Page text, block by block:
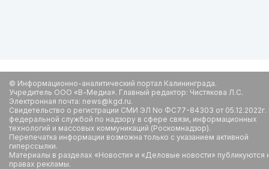
© Информационно-аналитический портал Калининграда.
Учредитель ООО «В-Медиа». Главный редактор: Чистякова Л.С.
Электронная почта: news@kgd.ru.
Свидетельство о регистрации СМИ ЭЛ No ФС77-84303 от
федеральной службой по надзору в сфере связи, информационных
технологий и массовых коммуникаций (Роскомнадзор).
Перепечатка информации возможна только с указанием активной
гиперссылки.
Материалы в разделах «Новости» и «Деловые новости» публикуются
правах рекламы.